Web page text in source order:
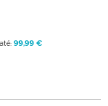
99,99 €